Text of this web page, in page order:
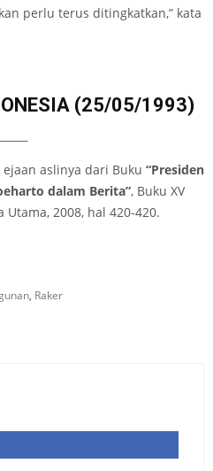
perlu terus ditingkatkan,” kata
(25/05/1993)
aslinya dari Buku “Presiden
dalam Berita”, Buku XV
Utama, 2008, hal 420-420.
, Raker